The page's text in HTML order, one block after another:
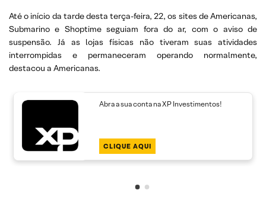
Até o início da tarde desta terça-feira, 22, os sites de Americanas,
Submarino e Shoptime seguiam fora do ar, com o aviso de
suspensão. Já as lojas físicas não tiveram suas atividades
interrompidas e permaneceram operando normalmente,
destacou a Americanas.
Abra a sua conta na XP Investimentos!
CLIQUE AQUI